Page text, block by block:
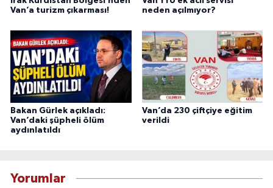
Van’a turizm çıkarması!
neden açılmıyor?
Bakan Gürlek açıkladı:
Van’daki şüpheli ölüm
aydınlatıldı
Van’da 230 çiftçiye eğitim
verildi
Yorumlar